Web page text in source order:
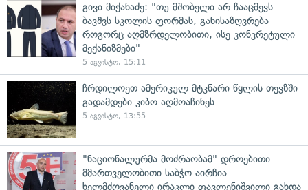
გივი მიქანაძე: "თუ მშობელი არ ჩააცმევს
ბავშვს სკოლის ფორმას, განისაზღვრება
როგორც აღმზრდელობითი, ისე კონკრეტული
მექანიზმები"
5 აგვისტო, 15:11
ჩრდილოეთ ამერიკულ მტკნარი წყლის თევზში
გადამდები კიბო აღმოაჩინეს
5 აგვისტო, 13:55
"ნაციონალურმა მოძრაობამ" დროებითი
მმართველობითი საბჭო აირჩია —
ხელმძღვანელი ირაკლი ფავლენიშვილი გახდა